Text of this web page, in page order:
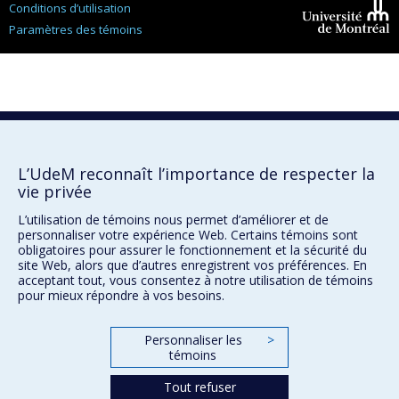
Conditions d’utilisation
Paramètres des témoins
Montréal
L’UdeM reconnaît l’importance de respecter la
vie privée
L’utilisation de témoins nous permet d’améliorer et de
personnaliser votre expérience Web. Certains témoins sont
obligatoires pour assurer le fonctionnement et la sécurité du
site Web, alors que d’autres enregistrent vos préférences. En
acceptant tout, vous consentez à notre utilisation de témoins
pour mieux répondre à vos besoins.
Personnaliser les
témoins
>
Tout refuser